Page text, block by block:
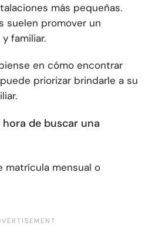
más pequeñas.
suelen promover un
familiar.
en cómo encontrar
priorizar brindarle a su
de buscar una
matrícula mensual o